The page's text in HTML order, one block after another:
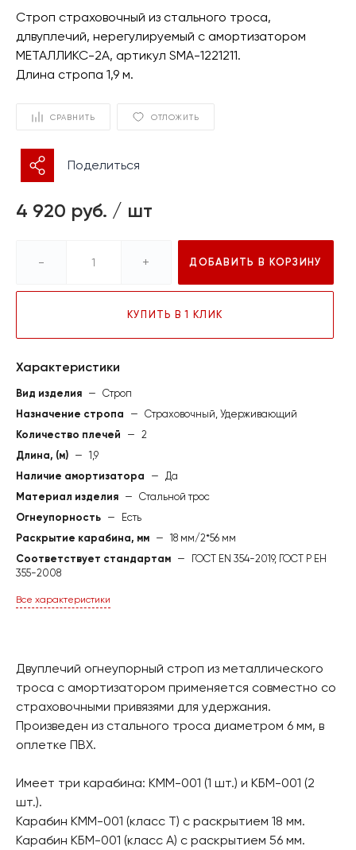
Строп страховочный из стального троса,
длвуплечий, нерегулируемый с амортизатором
МЕТАЛЛИКС-2А, артикул SMA-1221211.
Длина стропа 1,9 м.
СРАВНИТЬ ОТЛОЖИТЬ
Поделиться
4 920 руб. / шт
- + ДОБАВИТЬ В КОРЗИНУ
КУПИТЬ В 1 КЛИК
Характеристики
Вид изделия — Строп
Назначение стропа
— Страховочный, Удерживающий
Количество плечей
— 2
Длина, (м) — 1,9
Наличие амортизатора
— Да
Материал изделия — Стальной трос
Огнеупорность —
Есть
Раскрытие карабина, мм — 18 мм/2*56 мм
Соответствует стандартам —
ГОСТ EN 354-2019, ГОСТ Р ЕН
355-2008
Все характеристики
Двуплечий огнеупорный строп из металлического
троса с амортизатором применяется совместно со
страховочными привязями для удержания.
Произведен из стального троса диаметром 6 мм, в
оплетке ПВХ.
Имеет три карабина: КММ-001 (1 шт.) и КБМ-001 (2
шт.).
Карабин КММ-001 (класс Т) с раскрытием 18 мм.
Карабин КБМ-001 (класс А) с раскрытием 56 мм.